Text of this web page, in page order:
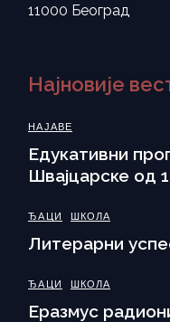
11000 Београд
Најновије
НАЈАВЕ
Eдукативни
Швајцарске од
ЂАЦИ ШКОЛА
Литерарни
ЂАЦИ ШКОЛА
Еразмус